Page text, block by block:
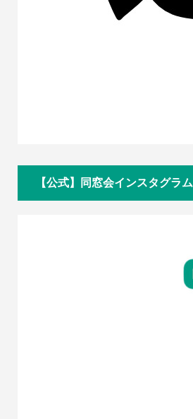
【公式】同窓会インスタグラム